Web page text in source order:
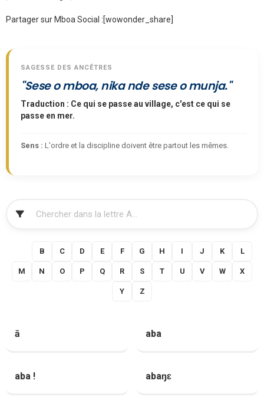
Partager sur Mboa Social :[wowonder_share]
SAGESSE DES ANCÊTRES
"Sese o mboa, nika nde sese o munja."
Traduction : Ce qui se passe au village, c'est ce qui se
passe en mer.
Sens : L'ordre et la discipline doivent être partout les mêmes.
B C D E F G H I J K L
M N O P Q R S T U V W X
Y Z
ā aba
aba ! abaŋɛ